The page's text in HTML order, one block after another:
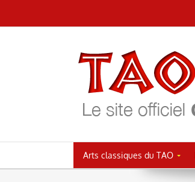
au
Arts classiques du TAO